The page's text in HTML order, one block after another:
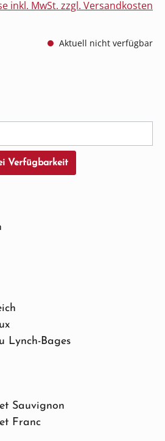
inkl. MwSt. zzgl. Versandkosten
Aktuell nicht verfügbar
Verfügbarkeit
Lynch-Bages
Sauvignon
Franc